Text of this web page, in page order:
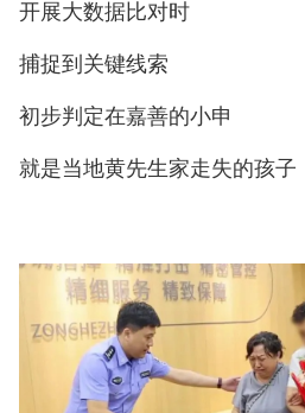
开展大数据比对时
捕捉到关键线索
初步判定在嘉善的小申
就是当地黄先生家走失的孩子